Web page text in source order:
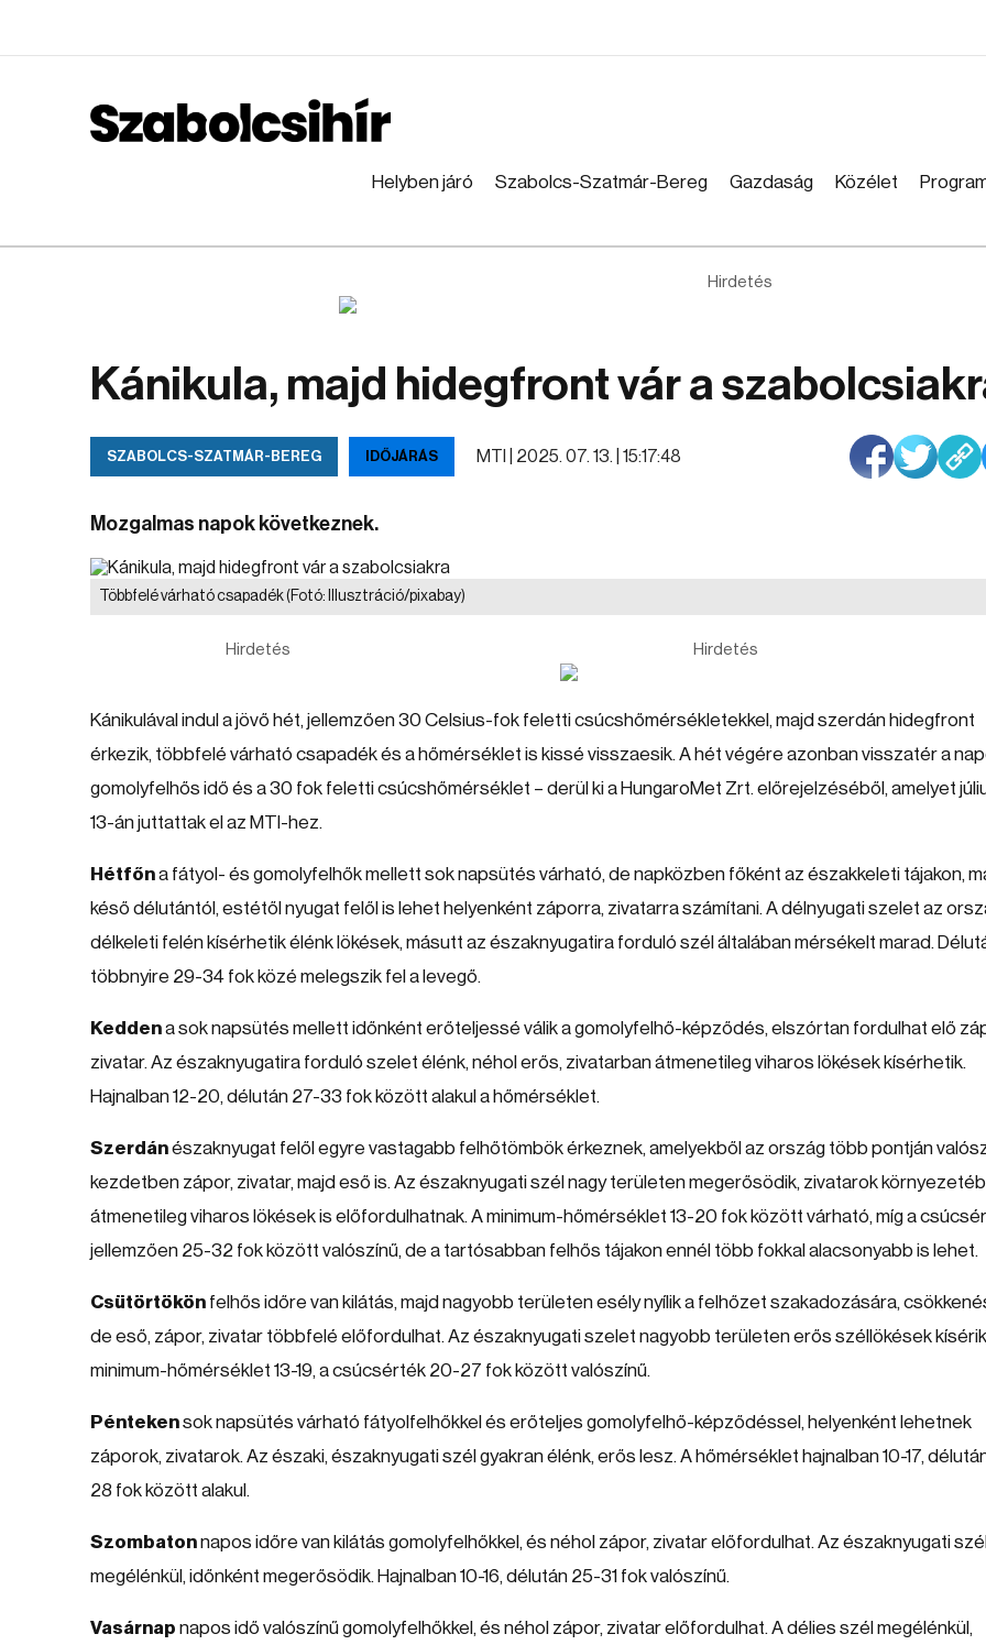
Helyben járó Szabolcs-Szatmár-Bereg Gazdaság Közélet
Hirdetés
Kánikula, majd hidegfront vár a
SZABOLCS-SZATMÁR-BEREG IDŐJÁRÁS MTI | 2025. 07. 13. | 15:17:48
Mozgalmas napok következnek.
Többfelé várható csapadék(Fotó: Illusztráció/pixabay)
Hirdetés Hirdetés
Kánikulával indul a jövő hét, jellemzően 30 Celsius-fok feletti csúcshőmérsékletekkel, majd szerdán hidegfront
érkezik, többfelé várható csapadék és a hőmérséklet is kissé visszaesik. A hét végére azonban visszatér a
gomolyfelhős idő és a 30 fok feletti csúcshőmérséklet – derül ki a HungaroMet Zrt. előrejelzéséből, amelyet
13-án juttattak el az MTI-hez.
Hétfőna fátyol- és gomolyfelhők mellett sok napsütés várható, de napközben főként az északkeleti tájakon,
késő délutántól, estétől nyugat felől is lehet helyenként záporra, zivatarra számítani. A délnyugati szelet az
délkeleti felén kísérhetik élénk lökések, másutt az északnyugatira forduló szél általában mérsékelt marad.
többnyire 29-34 fok közé melegszik fel a levegő.
Keddena sok napsütés mellett időnként erőteljessé válik a gomolyfelhő-képződés, elszórtan fordulhat elő
zivatar. Az északnyugatira forduló szelet élénk, néhol erős, zivatarban átmenetileg viharos lökések kísérhetik.
Hajnalban 12-20, délután 27-33 fok között alakul a hőmérséklet.
Szerdánészaknyugat felől egyre vastagabb felhőtömbök érkeznek, amelyekből az ország több pontján
kezdetben zápor, zivatar, majd eső is. Az északnyugati szél nagy területen megerősödik, zivatarok
átmenetileg viharos lökések is előfordulhatnak. A minimum-hőmérséklet 13-20 fok között várható, míg a
jellemzően 25-32 fok között valószínű, de a tartósabban felhős tájakon ennél több fokkal alacsonyabb is lehet.
Csütörtökön felhős időre van kilátás, majd nagyobb területen esély nyílik a felhőzet szakadozására,
de eső, zápor, zivatar többfelé előfordulhat. Az északnyugati szelet nagyobb területen erős széllökések
minimum-hőmérséklet 13-19, a csúcsérték 20-27 fok között valószínű.
Péntekensok napsütés várható fátyolfelhőkkel és erőteljes gomolyfelhő-képződéssel, helyenként lehetnek
záporok, zivatarok. Az északi, északnyugati szél gyakran élénk, erős lesz. A hőmérséklet hajnalban 10-17,
28 fok között alakul.
Szombatonnapos időre van kilátás gomolyfelhőkkel, és néhol zápor, zivatar előfordulhat. Az északnyugati szél
megélénkül, időnként megerősödik. Hajnalban 10-16, délután 25-31 fok valószínű.
Vasárnap napos idő valószínű gomolyfelhőkkel, és néhol zápor, zivatar előfordulhat. A délies szél megélénkül,